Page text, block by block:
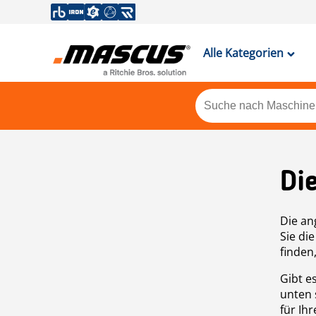
Alle Kategorien
Die
Sie
Gibt
unten
für